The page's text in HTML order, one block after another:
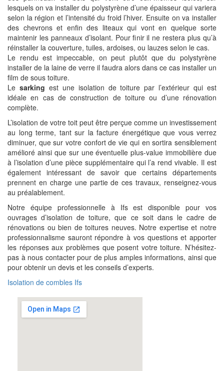
lesquels on va installer du polystyrène d’une épaisseur qui variera
selon la région et l’intensité du froid l’hiver. Ensuite on va installer
des chevrons et enfin des liteaux qui vont en quelque sorte
maintenir les panneaux d’isolant. Pour finir il ne restera plus qu’à
réinstaller la couverture, tuiles, ardoises, ou lauzes selon le cas.
Le rendu est impeccable, on peut plutôt que du polystyrène
installer de la laine de verre il faudra alors dans ce cas installer un
film de sous toiture.
Le sarking est une isolation de toiture par l’extérieur qui est
idéale en cas de construction de toiture ou d’une rénovation
complète.
L’isolation de votre toit peut être perçue comme un investissement
au long terme, tant sur la facture énergétique que vous verrez
diminuer, que sur votre confort de vie qui en sortira sensiblement
amélioré ainsi que sur une éventuelle plus-value immobilière due
à l’isolation d’une pièce supplémentaire qui l’a rend vivable. Il est
également intéressant de savoir que certains départements
prennent en charge une partie de ces travaux, renseignez-vous
au préalablement.
Notre équipe professionnelle à Ifs est disponible pour vos
ouvrages d’isolation de toiture, que ce soit dans le cadre de
rénovations ou bien de toitures neuves. Notre expertise et notre
professionnalisme sauront répondre à vos questions et apporter
les réponses aux problèmes que posent votre toiture. N’hésitez-
pas à nous contacter pour de plus amples informations, ainsi que
pour obtenir un devis et les conseils d’experts.
Isolation de combles Ifs